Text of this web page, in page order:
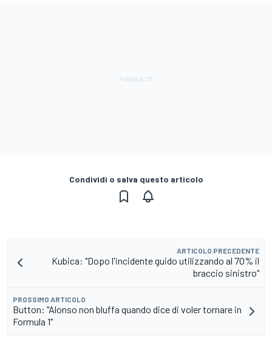
Condividi o salva questo articolo
ARTICOLO PRECEDENTE
Kubica: "Dopo l'incidente guido utilizzando al 70% il
braccio sinistro"
PROSSIMO ARTICOLO
Button: "Alonso non bluffa quando dice di voler tornare in
Formula 1"